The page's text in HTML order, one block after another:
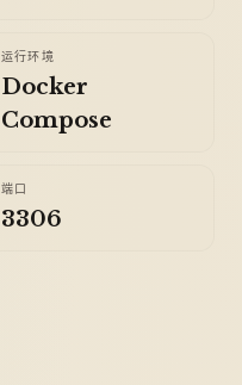
运行环境
Docker
Compose
端口
3306